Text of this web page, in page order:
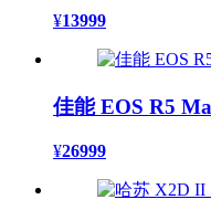
¥13999
佳能 EOS R5
¥26999